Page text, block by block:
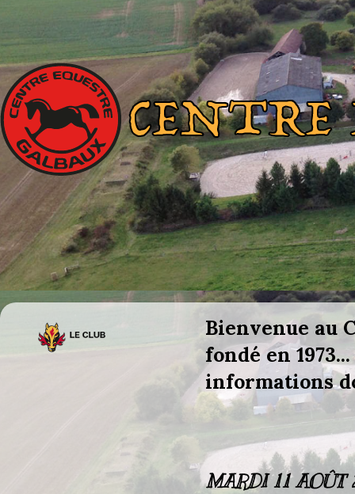
Bienvenue au
fondé en
informations
MARDI 11